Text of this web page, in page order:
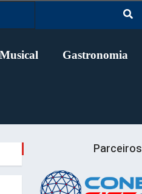
Gastronomia
Parceiros